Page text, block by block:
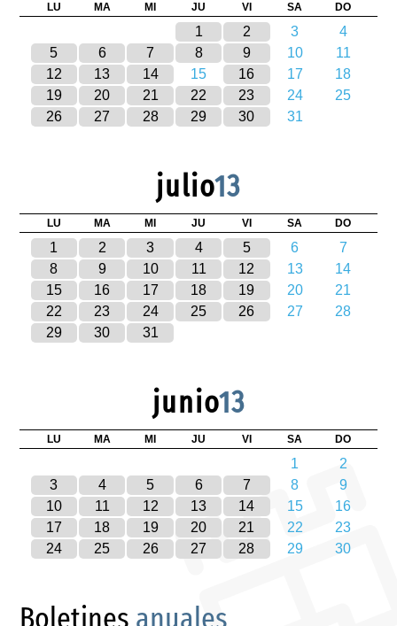
LU MA MI JU VI SA DO
1 2 3
4
5
6 7 8 9 10
11
12
13 14 15 16 17
18
19
20 21 22 23 24
25
26
27 28 29 30 31
julio13
LU MA MI JU VI SA DO
1 2 3 4 5 6
7
8
9 10 11 12 13
14
15
16 17 18 19 20
21
22
23 24 25 26 27
28
29
30 31
junio13
LU MA MI JU VI SA DO
1
2
3
4 5 6 7 8
9
10
11 12 13 14 15
16
17
18 19 20 21 22
23
24
25 26 27 28 29 30
Boletines anuales